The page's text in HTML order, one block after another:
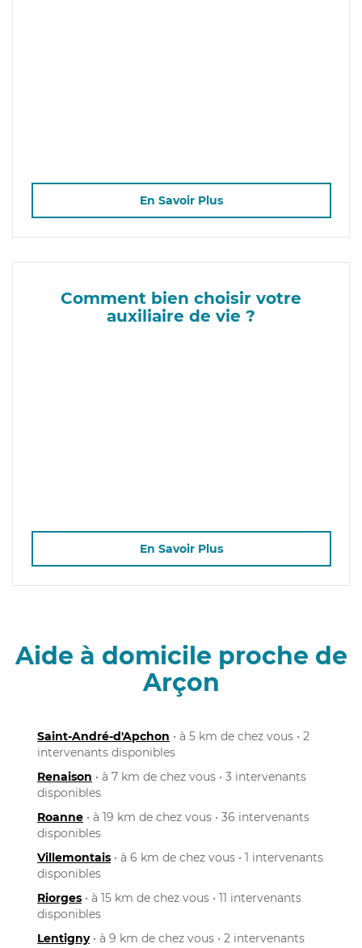
En Savoir Plus
Comment bien choisir votre
auxiliaire de vie ?
En Savoir Plus
Aide à domicile proche de
Arçon
Saint-André-d'Apchon • à 5 km de chez vous • 2
intervenants disponibles
Renaison • à 7 km de chez vous • 3 intervenants
disponibles
Roanne • à 19 km de chez vous • 36 intervenants
disponibles
Villemontais • à 6 km de chez vous • 1 intervenants
disponibles
Riorges • à 15 km de chez vous • 11 intervenants
disponibles
Lentigny• à 9 km de chez vous • 2 intervenants